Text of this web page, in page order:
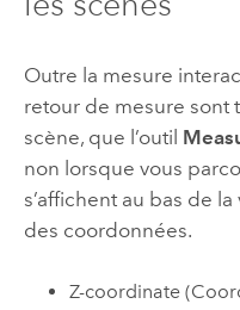
Outre la mesure
retour de mesure sont
scène, que l’outil
non lorsque vous
s’affichent au bas de
des coordonnées.
Z-coordinate